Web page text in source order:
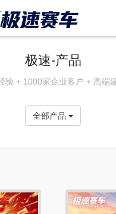
极速-产品
验 + 1000家企业客户 + 高端
全部产品